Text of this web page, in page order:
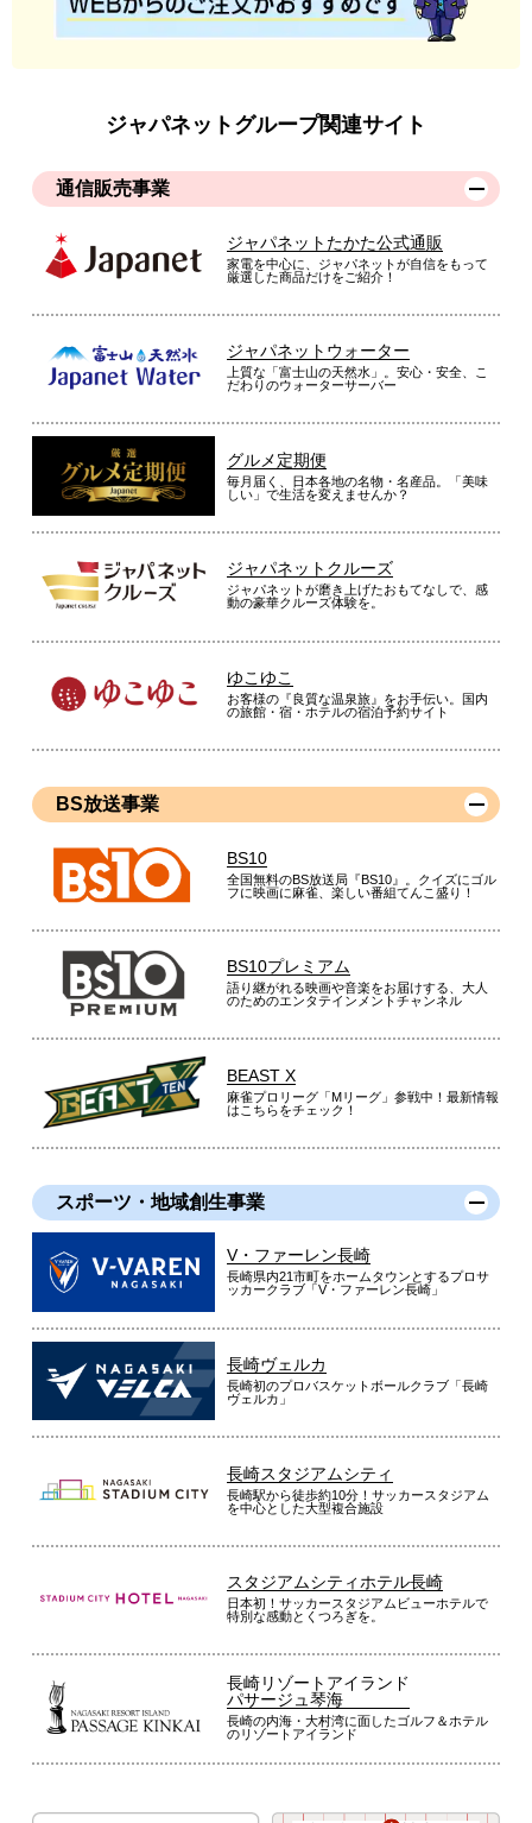
ジャパネットグループ関連サイト
通信販売事業
ジャパネットたかた公式通販
家電を中心に、ジャパネットが自信をもって
厳選した商品だけをご紹介！
ジャパネットウォーター
上質な「富士山の天然水」。安心・安全、こ
だわりのウォーターサーバー
グルメ定期便
毎月届く、日本各地の名物・名産品。「美味
しい」で生活を変えませんか？
ジャパネットクルーズ
ジャパネットが磨き上げたおもてなしで、感
動の豪華クルーズ体験を。
ゆこゆこ
お客様の『良質な温泉旅』をお手伝い。国内
の旅館・宿・ホテルの宿泊予約サイト
BS放送事業
BS10
全国無料のBS放送局『BS10』。クイズにゴル
フに映画に麻雀、楽しい番組てんこ盛り！
BS10プレミアム
語り継がれる映画や音楽をお届けする、大人
のためのエンタテインメントチャンネル
BEAST X
麻雀プロリーグ「Mリーグ」参戦中！最新情報
はこちらをチェック！
スポーツ・地域創生事業
V・ファーレン長崎
長崎県内21市町をホームタウンとするプロサ
ッカークラブ「V・ファーレン長崎」
長崎ヴェルカ
長崎初のプロバスケットボールクラブ「長崎
ヴェルカ」
長崎スタジアムシティ
長崎駅から徒歩約10分！サッカースタジアム
を中心とした大型複合施設
スタジアムシティホテル長崎
日本初！サッカースタジアムビューホテルで
特別な感動とくつろぎを。
長崎リゾートアイランド
パサージュ琴海
長崎の内海・大村湾に面したゴルフ＆ホテル
のリゾートアイランド